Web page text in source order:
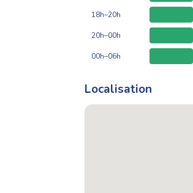
18h–20h
20h–00h
00h–06h
Localisation